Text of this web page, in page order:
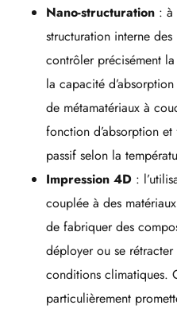
Nano-structuration : à
structuration interne
contrôler précisément
la capacité
de métamatériaux à
fonction d’absorption
passif selon la
Impression 4D :
couplée à des
de fabriquer des
déployer ou se
conditions climatiques.
particulièrement